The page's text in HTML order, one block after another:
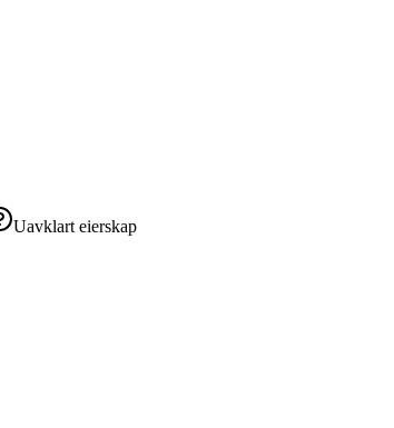
Uavklart eierskap